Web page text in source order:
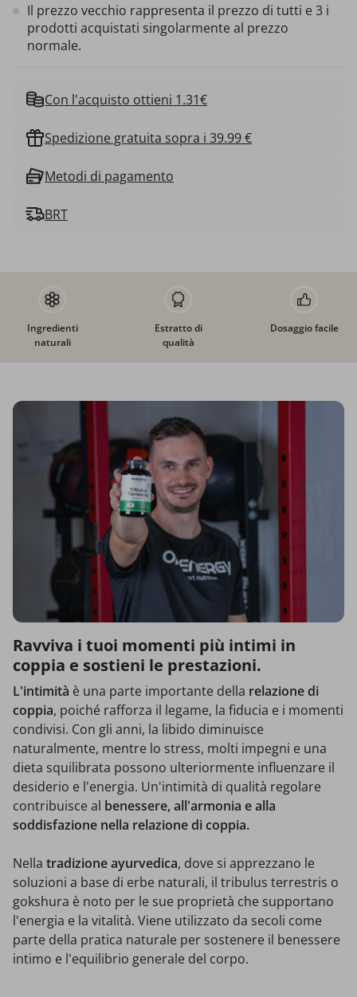
Il prezzo vecchio rappresenta il prezzo di tutti e 3 i
prodotti acquistati singolarmente al prezzo
normale.
Con l'acquisto ottieni 1.31€
Spedizione gratuita sopra i 39.99 €
Metodi di pagamento
BRT
Ingredienti
naturali
Estratto di
qualità
Dosaggio facile
Ravviva i tuoi momenti più intimi in
coppia e sostieni le prestazioni.
L'intimità è una parte importante della relazione di
coppia, poiché rafforza il legame, la fiducia e i momenti
condivisi. Con gli anni, la libido diminuisce
naturalmente, mentre lo stress, molti impegni e una
dieta squilibrata possono ulteriormente influenzare il
desiderio e l'energia. Un'intimità di qualità regolare
contribuisce al benessere, all'armonia e alla
soddisfazione nella relazione di coppia.
Nella tradizione ayurvedica, dove si apprezzano le
soluzioni a base di erbe naturali, il tribulus terrestris o
gokshura è noto per le sue proprietà che supportano
l'energia e la vitalità. Viene utilizzato da secoli come
parte della pratica naturale per sostenere il benessere
intimo e l'equilibrio generale del corpo.